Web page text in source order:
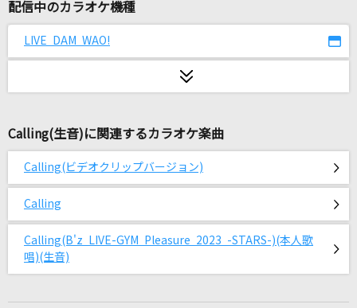
残響散歌
Aimer(エメ)
松田聖子
Endless Game
Aitai
加藤ミリヤ
配信中のカラオケ機種
LIVE DAM WAO!
Calling(生音)に関連するカラオケ楽曲
Calling(ビデオクリップバージョン)
Calling
Calling(B'z LIVE-GYM Pleasure 2023 -STARS-)(本人歌
唱)(生音)